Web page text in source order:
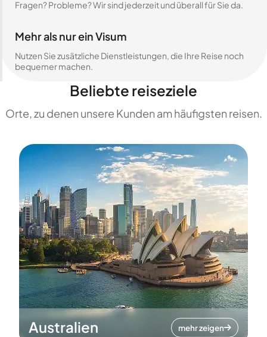
Fragen? Probleme? Wir sind jederzeit und überall für Sie da.
Mehr als nur ein Visum
Nutzen Sie zusätzliche Dienstleistungen, die Ihre Reise noch
bequemer machen.
Beliebte reiseziele
Orte, zu denen unsere Kunden am häufigsten reisen.
Australien mehr zeigen